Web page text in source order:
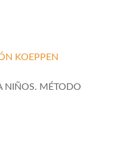
NIÑOS. MÉTODO